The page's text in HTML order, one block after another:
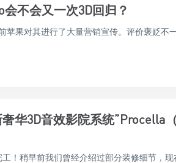
不会又一次3D回归？
苹果对其进行了大量营销宣传。评价褒贬不
华3D音效影院系统”Procella
！稍早前我们曾经介绍过部分装修细节，现